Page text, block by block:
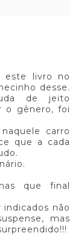
este livro no
desse.
de jeito
o gênero, foi
carro
que a cada
que final
não
mas